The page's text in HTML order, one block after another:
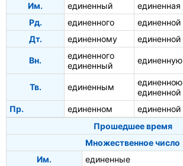
Им.
единенный единенная
Рд.
единенного единенной
Дт.
единенному единенной
Вн.
единенного
единенный
единенную
Тв. единенным
единенною
единенной
Пр. единенном единенной
Прошедшее время
Множественное число
Им.
единенные